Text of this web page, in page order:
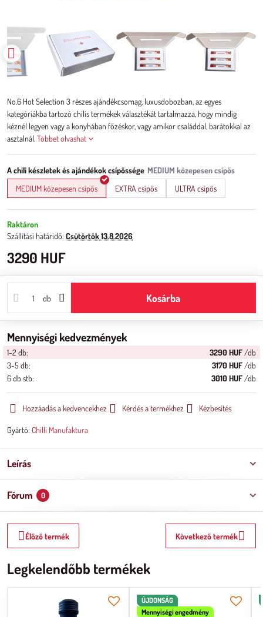
No.6 Hot Selection 3 részes ajándékcsomag, luxusdobozban, az egyes
kategóriákba tartozó chilis termékek választékát tartalmazza, hogy mindig
kéznél legyen vagy a konyhában főzéskor, vagy amikor családdal, barátokkal az
asztalnál. Többet olvashat
A chili készletek és ajándékok csípőssége
MEDIUM közepesen csípős
EXTRA csípős ULTRA csípős
Raktáron
Szállítási határidő: Csütörtök13.8.2026
3290 HUF
db Kosárba
Mennyiségi kedvezmények
1-2 db: 3290 HUF /db
3-5db: 3170 HUF /db
6dbstb: 3010 HUF /db
Hozzáadás a kedvencekhez Kérdés a termékhez Kézbesítés
Gyártó: Chilli Manufaktura
Leírás
Fórum 0
Élőző termék Következő termék
Legkelendőbb termékek
ÚJDONSÁG
Mennyiségi engedmény